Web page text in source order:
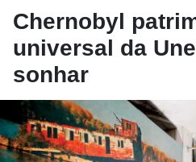
Chernobyl
universal da
sonhar